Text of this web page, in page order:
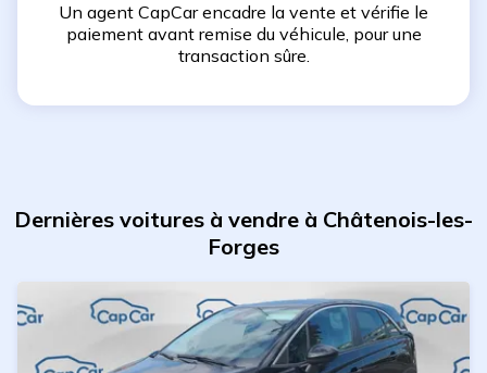
Un agent CapCar encadre la vente et vérifie le
paiement avant remise du véhicule, pour une
transaction sûre.
Dernières voitures à vendre à Châtenois-les-
Forges